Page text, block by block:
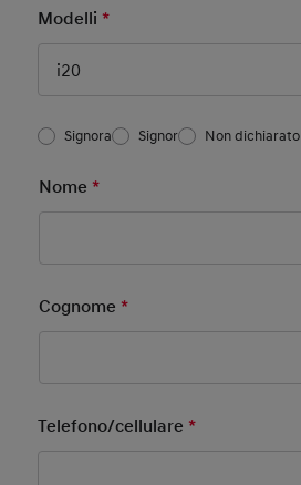
Modelli*
i20
Ci*Signora Signor Non dichiarato
Nome *Mandatory Field
Cognome *Mandatory Field
Telefono/cellulare*